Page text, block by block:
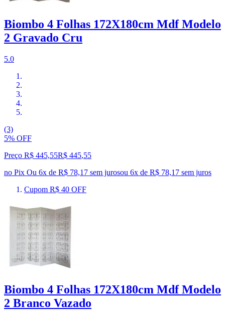
Biombo 4 Folhas 172X180cm Mdf Modelo
2 Gravado Cru
5.0
(3)
5% OFF
Preço R$ 445,55R$ 445,55
no Pix Ou 6x de R$ 78,17 sem jurosou 6x de R$ 78,17 sem juros
Cupom R$ 40 OFF
Biombo 4 Folhas 172X180cm Mdf Modelo
2 Branco Vazado